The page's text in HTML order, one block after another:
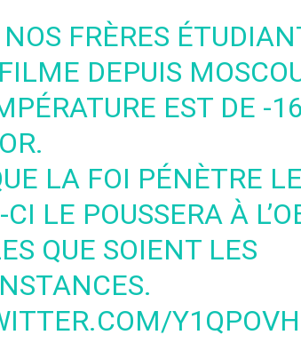
FRÈRES
DEPUIS
EST DE -
LA FOI PÉNÈTRE
LE POUSSERA À
QUE SOIENT LES